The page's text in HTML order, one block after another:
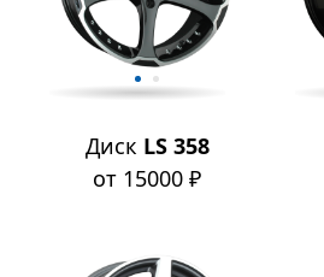
Диск LS 358
от 15000 ₽